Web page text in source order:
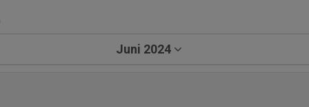
Juni 2024